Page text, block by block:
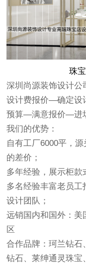
珠
深圳尚源装饰设计公
设计费报价—确定
预算—满意报价—进
我们的优势：
自有工厂6000平，
的差价；
多年经验，展示柜款
多名经验丰富老员
设计团队；
远销国内和国外：美
区
合作品牌：珂兰钻石
钻石、莱绅通灵珠宝